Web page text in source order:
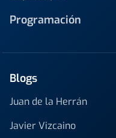
Programación
Blogs
Juan de la Herrán
Javier Vizcaino